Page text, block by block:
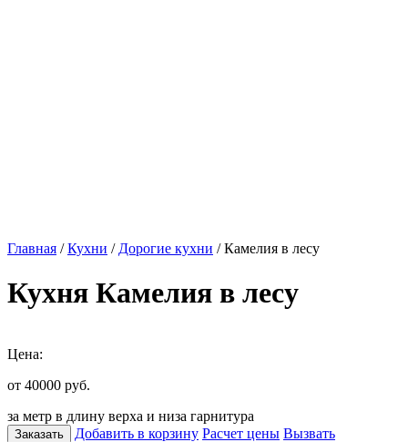
Главная /Кухни / Дорогие кухни / Камелия в лесу
Кухня Камелия в лесу
Цена:
от 40000 руб.
за метр в длину верха и низа гарнитура
Заказать Добавить в корзину Расчет цены Вызвать